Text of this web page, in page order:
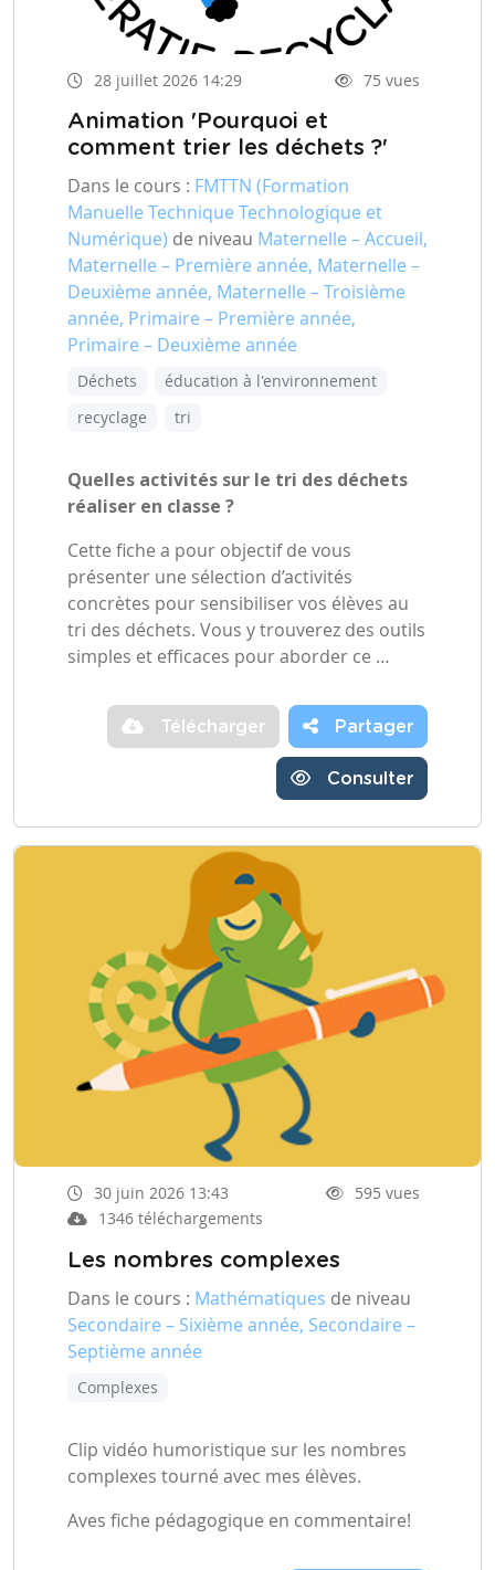
28 juillet 2026 14:29 75 vues
Animation 'Pourquoi et
comment trier les déchets ?'
Dans le cours : FMTTN (Formation
Manuelle Technique Technologique et
Numérique) de niveau Maternelle – Accueil,
Maternelle – Première année, Maternelle –
Deuxième année, Maternelle – Troisième
année, Primaire – Première année,
Primaire – Deuxième année
Déchets
éducation à l'environnement
recyclage
tri
Quelles activités sur le tri des déchets
réaliser en classe ?
Cette fiche a pour objectif de vous
présenter une sélection d’activités
concrètes pour sensibiliser vos élèves au
tri des déchets. Vous y trouverez des outils
simples et efficaces pour aborder ce …
Télécharger Partager
Consulter
30 juin 2026 13:43
595 vues
1346 téléchargements
Les nombres complexes
Dans le cours : Mathématiques de niveau
Secondaire – Sixième année, Secondaire –
Septième année
Complexes
Clip vidéo humoristique sur les nombres
complexes tourné avec mes élèves.
Aves fiche pédagogique en commentaire!